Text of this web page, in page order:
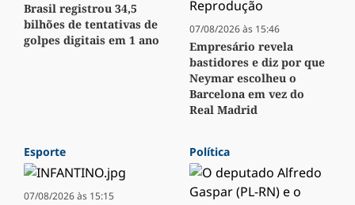
Brasil registrou 34,5
bilhões de tentativas de
golpes digitais em 1 ano
07/08/2026 às 15:46
Empresário revela
bastidores e diz por que
Neymar escolheu o
Barcelona em vez do
Real Madrid
Esporte
07/08/2026 às 15:15
Política